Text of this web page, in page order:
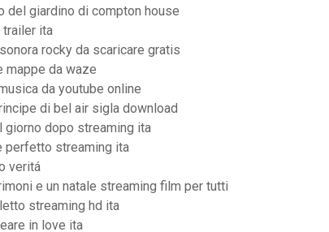
del giardino di compton house
trailer ita
rocky da scaricare gratis
mappe da waze
da youtube online
di bel air sigla download
giorno dopo streaming ita
perfetto streaming ita
veritá
e un natale streaming film per tutti
streaming hd ita
in love ita